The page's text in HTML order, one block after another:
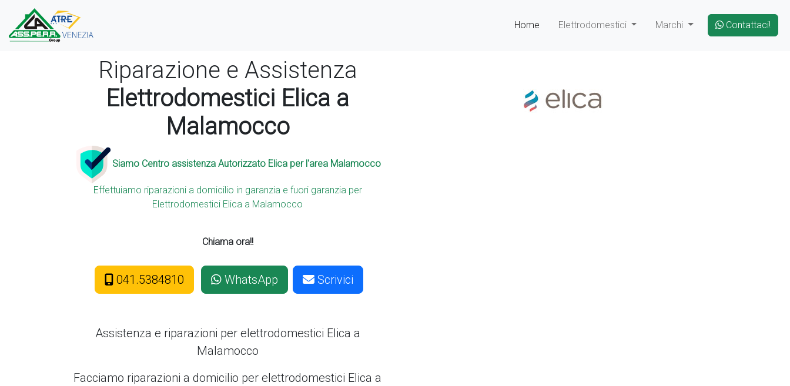
Home Elettrodomestici Marchi Contattaci!
Riparazione e Assistenza
Elettrodomestici Elica a
Malamocco
Siamo Centro assistenza Autorizzato Elica per l'area Malamocco
Effettuiamo riparazioni a domicilio in garanzia e fuori garanzia per
Elettrodomestici Elica a Malamocco
Chiama ora!!
041.5384810 WhatsApp Scrivici
Assistenza e riparazioni per elettrodomestici Elica a
Malamocco
Facciamo riparazioni a domicilio per elettrodomestici Elica a